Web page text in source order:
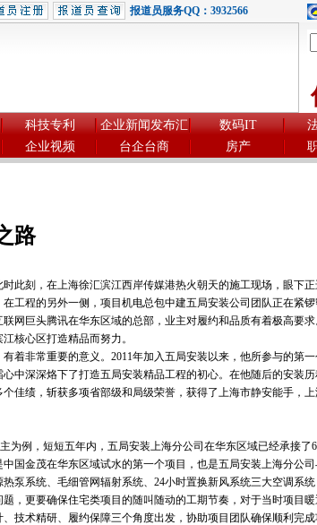
报道员服务QQ：3932566
科技专利 企业新闻发布汇 数码IT
企业视频 台企台商 房产
路
刻，在上海徐汇滨江西岸传媒港热火朝天的施工现场，眼下正
工程的另外一侧，项目机电总包中建五局安装公司团队正在紧
网巨头腾讯在华东区域的总部，业主对履约和品质有着极高要
核心区打造精品而努力。
非常重要的意义。2011年加入五局安装以来，他所参与的第
中深深烙下了打造五局安装精品工程的初心。在他随后的安装
佳绩，斩获多项省部级和局级荣誉，获得了上海市静安能手，
例，短短五年内，五局安装上海分公司在华东区域已经承接了
国金茂在华东区域试水的第一个项目，也是五局安装上海分公司
系统、毛细管网辐射系统、24小时置换新风系统三大空调系
，更要确保住宅类项目的随叫随动的工期节奏，对于当时项目暖
术精研、履约保障三个角度出发，协助项目团队确保顺利完